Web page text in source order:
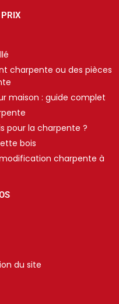
charpente ou des pièces
maison : guide complet
pour la charpente ?
bois
charpente à
du site